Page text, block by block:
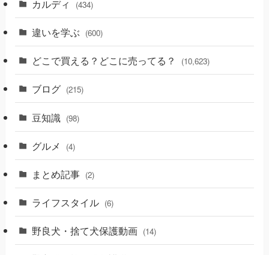
カルディ (434)
違いを学ぶ (600)
どこで買える？どこに売ってる？ (10,623)
ブログ (215)
豆知識 (98)
グルメ (4)
まとめ記事 (2)
ライフスタイル (6)
野良犬・捨て犬保護動画 (14)